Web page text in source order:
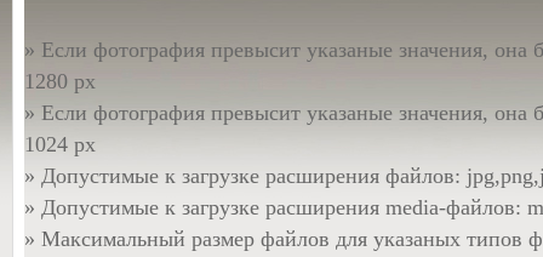
» Если фотография превысит указаные значения, она
1280 px
» Если фотография превысит указаные значения, она
1024 px
» Допустимые к загрузке расширения файлов:
» Допустимые к загрузке расширения media-файлов:
» Максимальный размер файлов для указаных типов